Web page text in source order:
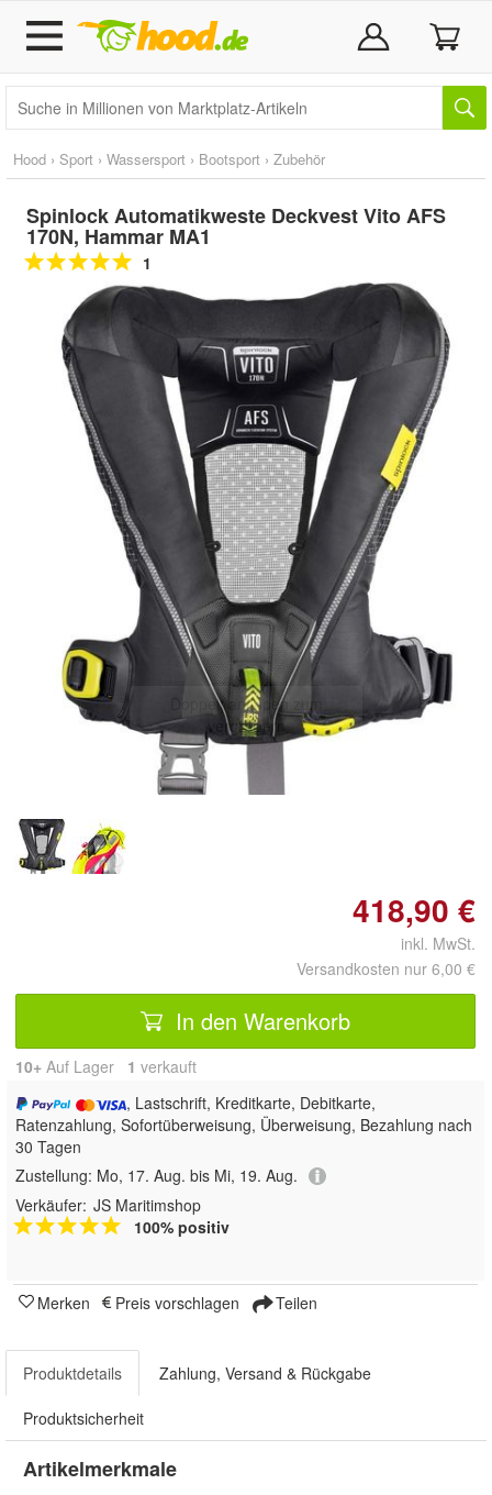
Hood › Sport › Wassersport › Bootsport › Zubehör
Spinlock Automatikweste Deckvest Vito AFS
170N, Hammar MA1
1
Doppelt antippen zum
vergrößern
418,90 €
inkl. MwSt.
Versandkosten nur 6,00 €
In den Warenkorb
10+ Auf Lager 1 verkauft
, Lastschrift, Kreditkarte, Debitkarte,
Ratenzahlung, Sofortüberweisung, Überweisung, Bezahlung nach
30 Tagen
Zustellung: Mo, 17. Aug. bis Mi, 19. Aug.
Verkäufer: JS Maritimshop
100% positiv
Merken Preis vorschlagen Teilen
Produktdetails Zahlung, Versand & Rückgabe
Produktsicherheit
Artikelmerkmale